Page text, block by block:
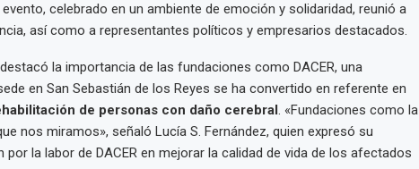
celebrado en un ambiente de emoción y solidaridad, reunió a
así como a representantes políticos y empresarios destacados.
la importancia de las fundaciones como DACER, una
en San Sebastián de los Reyes se ha convertido en referente en
de personas con daño cerebral. «Fundaciones como la
nos miramos», señaló Lucía S. Fernández, quien expresó su
la labor de DACER en mejorar la calidad de vida de los afectados